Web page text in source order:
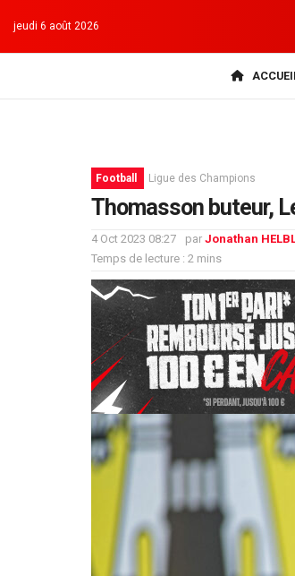
jeudi 6 août 2026
Football Ligue des Champions
Thomasson buteur,
4 Oct 2023 08:27 par Jonathan
Temps de lecture : 2 mins